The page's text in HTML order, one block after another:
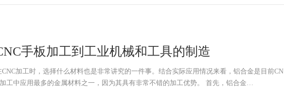
手板加工到工业机械和工具的制造
CNC加工时，选择什么材料也是非常讲究的一件事。结合实际应用情况来看，铝合金是目前CN
C加工中应用最多的金属材料之一，因为其具有非常不错的加工优势。 首先，铝合金…